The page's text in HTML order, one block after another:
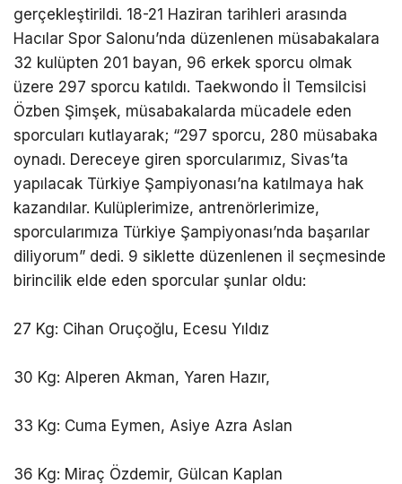
gerçekleştirildi. 18-21 Haziran tarihleri arasında
Hacılar Spor Salonu’nda düzenlenen müsabakalara
32 kulüpten 201 bayan, 96 erkek sporcu olmak
üzere 297 sporcu katıldı. Taekwondo İl Temsilcisi
Özben Şimşek, müsabakalarda mücadele eden
sporcuları kutlayarak; “297 sporcu, 280 müsabaka
oynadı. Dereceye giren sporcularımız, Sivas’ta
yapılacak Türkiye Şampiyonası’na katılmaya hak
kazandılar. Kulüplerimize, antrenörlerimize,
sporcularımıza Türkiye Şampiyonası’nda başarılar
diliyorum” dedi. 9 siklette düzenlenen il seçmesinde
birincilik elde eden sporcular şunlar oldu:
27 Kg: Cihan Oruçoğlu, Ecesu Yıldız
30 Kg: Alperen Akman, Yaren Hazır,
33 Kg: Cuma Eymen, Asiye Azra Aslan
36 Kg: Miraç Özdemir, Gülcan Kaplan